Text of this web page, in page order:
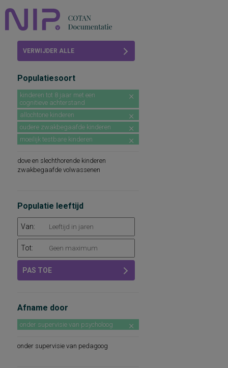
Abonneren
FAQ
VERWIJDER ALLE
Populatiesoort
kinderen tot 8 jaar met een
cognitieve achterstand
allochtone kinderen
oudere zwakbegaafde kinderen
moeilijk testbare kinderen
dove en slechthorende kinderen
zwakbegaafde volwassenen
Populatie leeftijd
Van:
Tot:
PAS TOE
Afname door
onder supervisie van psycholoog
onder supervisie van pedagoog